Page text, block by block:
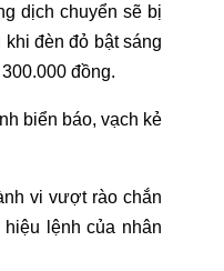
dịch chuyển sẽ bị
đèn đỏ bật sáng
đồng.
biển báo, vạch kẻ
vi vượt rào chắn
lệnh của nhân